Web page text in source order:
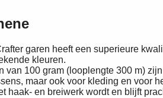
garen heeft een superieure
kleuren.
van 100 gram (looplengte 300 m)
maar ook voor kleding en voor
haak- en breiwerk wordt en blijft